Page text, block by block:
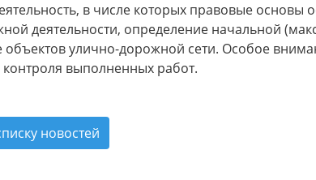
в числе которых правовые
деятельности, определение начальной
улично-дорожной сети. Особое
контроля выполненных работ.
новостей